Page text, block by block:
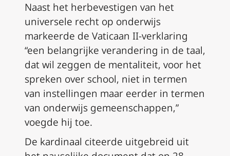
Naast het herbevestigen van het
universele recht op onderwijs
markeerde de Vaticaan II-verklaring
“een belangrijke verandering in de taal,
dat wil zeggen de mentaliteit, voor het
spreken over school, niet in termen
van instellingen maar eerder in termen
van onderwijs gemeenschappen,”
voegde hij toe.
De kardinaal citeerde uitgebreid uit